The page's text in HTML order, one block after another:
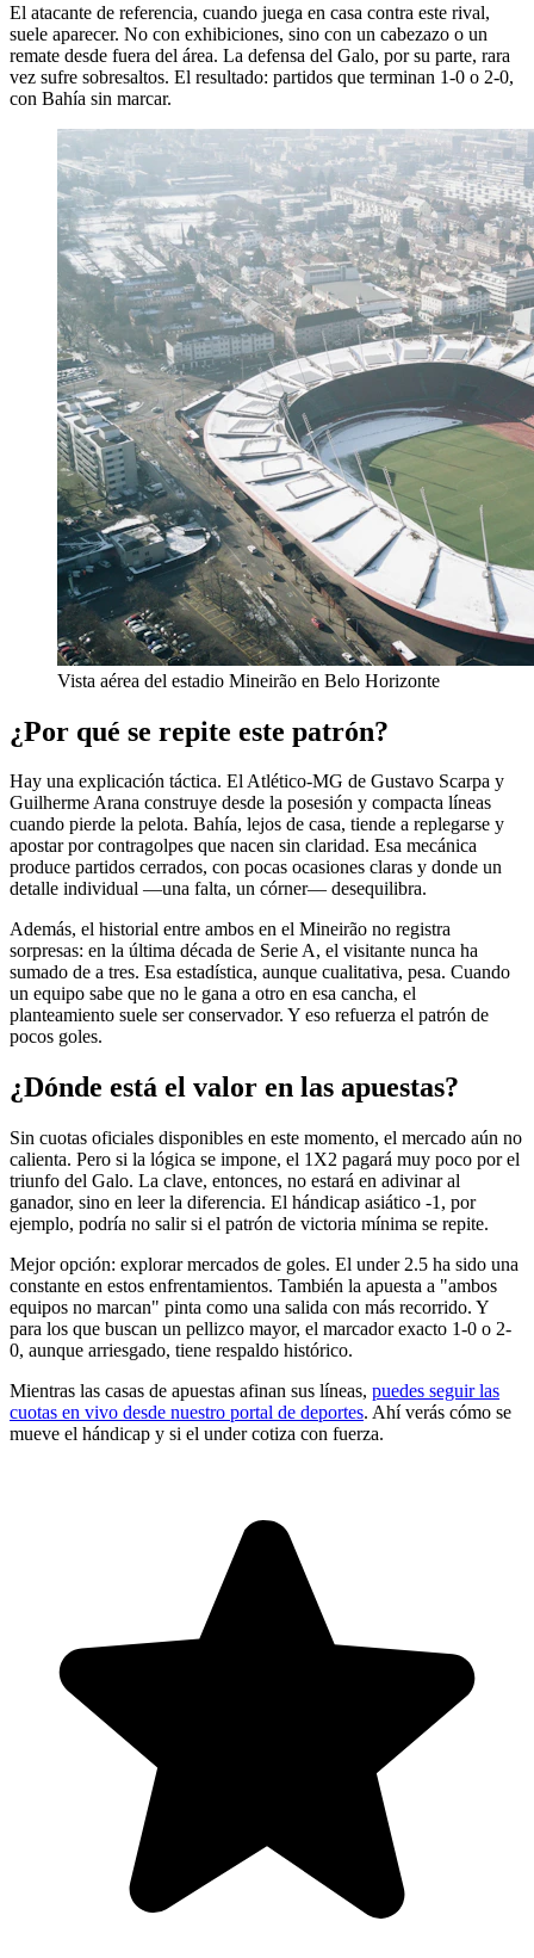
El atacante de referencia, cuando juega en casa contra este rival,
suele aparecer. No con exhibiciones, sino con un cabezazo o un
remate desde fuera del área. La defensa del Galo, por su parte, rara
vez sufre sobresaltos. El resultado: partidos que terminan 1-0 o 2-0,
con Bahía sin marcar.
Vista aérea del estadio Mineirão en Belo Horizonte
¿Por qué se repite este patrón?
Hay una explicación táctica. El Atlético-MG de Gustavo Scarpa y
Guilherme Arana construye desde la posesión y compacta líneas
cuando pierde la pelota. Bahía, lejos de casa, tiende a replegarse y
apostar por contragolpes que nacen sin claridad. Esa mecánica
produce partidos cerrados, con pocas ocasiones claras y donde un
detalle individual —una falta, un córner— desequilibra.
Además, el historial entre ambos en el Mineirão no registra
sorpresas: en la última década de Serie A, el visitante nunca ha
sumado de a tres. Esa estadística, aunque cualitativa, pesa. Cuando
un equipo sabe que no le gana a otro en esa cancha, el
planteamiento suele ser conservador. Y eso refuerza el patrón de
pocos goles.
¿Dónde está el valor en las apuestas?
Sin cuotas oficiales disponibles en este momento, el mercado aún no
calienta. Pero si la lógica se impone, el 1X2 pagará muy poco por el
triunfo del Galo. La clave, entonces, no estará en adivinar al
ganador, sino en leer la diferencia. El hándicap asiático -1, por
ejemplo, podría no salir si el patrón de victoria mínima se repite.
Mejor opción: explorar mercados de goles. El under 2.5 ha sido una
constante en estos enfrentamientos. También la apuesta a "ambos
equipos no marcan" pinta como una salida con más recorrido. Y
para los que buscan un pellizco mayor, el marcador exacto 1-0 o 2-
0, aunque arriesgado, tiene respaldo histórico.
Mientras las casas de apuestas afinan sus líneas, puedes seguir las
cuotas en vivo desde nuestro portal de deportes. Ahí verás cómo se
mueve el hándicap y si el under cotiza con fuerza.